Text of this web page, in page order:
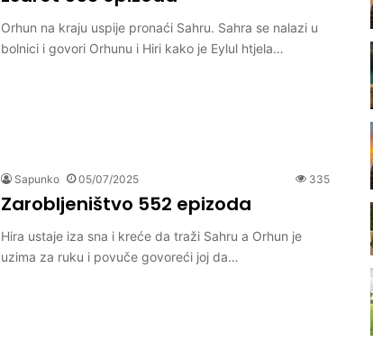
Orhun na kraju uspije pronaći Sahru. Sahra se nalazi u
bolnici i govori Orhunu i Hiri kako je Eylul htjela…
Sapunko 05/07/2025 335
Zarobljeništvo 552 epizoda
Hira ustaje iza sna i kreće da traži Sahru a Orhun je
uzima za ruku i povuče govoreći joj da…